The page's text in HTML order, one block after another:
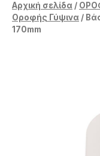
Αρχική σελίδα/
Οροφής Γύψινα/
170mm